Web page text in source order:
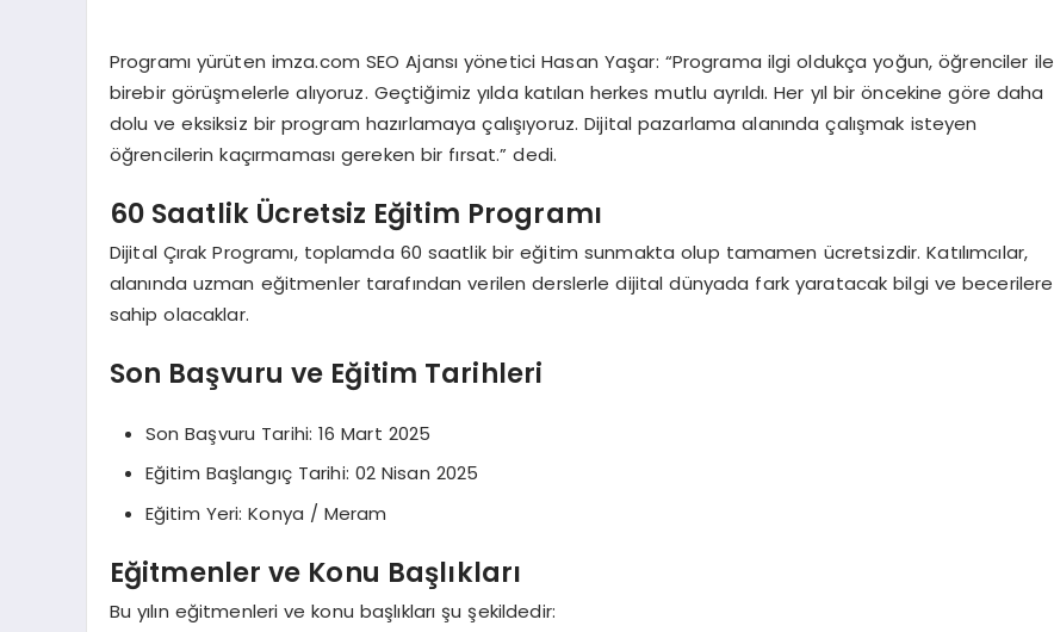
Programı yürüten imza.com SEO Ajansı yönetici Hasan Yaşar: “Programa ilgi oldukça yoğun, öğrenciler ile
birebir görüşmelerle alıyoruz. Geçtiğimiz yılda katılan herkes mutlu ayrıldı. Her yıl bir öncekine göre daha
dolu ve eksiksiz bir program hazırlamaya çalışıyoruz. Dijital pazarlama alanında çalışmak isteyen
öğrencilerin kaçırmaması gereken bir fırsat.” dedi.
60 Saatlik Ücretsiz Eğitim Programı
Dijital Çırak Programı, toplamda 60 saatlik bir eğitim sunmakta olup tamamen ücretsizdir. Katılımcılar,
alanında uzman eğitmenler tarafından verilen derslerle dijital dünyada fark yaratacak bilgi ve becerilere
sahip olacaklar.
Son Başvuru ve Eğitim Tarihleri
Son Başvuru Tarihi: 16 Mart 2025
Eğitim Başlangıç Tarihi: 02 Nisan 2025
Eğitim Yeri: Konya / Meram
Eğitmenler ve Konu Başlıkları
Bu yılın eğitmenleri ve konu başlıkları şu şekildedir: